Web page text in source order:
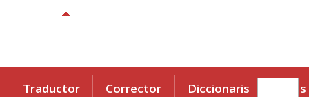
Traductor Corrector Diccionaris Eines